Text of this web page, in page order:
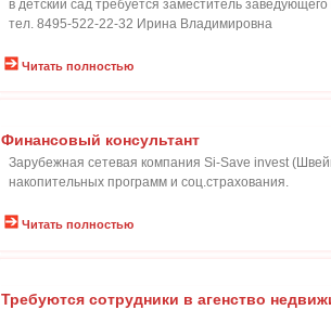
в детский сад требуется заместитель
тел. 8495-522-22-32 Ирина Владимировна
Читать полностью
Финансовый консультант
Зарубежная сетевая компания Si-Save invest
накопительных программ и соц.страхования.
Читать полностью
Требуются сотрудники в агенство